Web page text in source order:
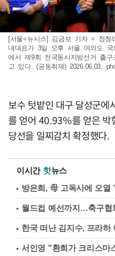
[서울=뉴시스] 김금보 기자 = 정청
내대표가 3일 오후 서울 여의도
에서 제9회 전국동시지방선거 출
고 있다. (공동취재) 2026.06.03.
보수 텃밭인 대구 달성군
를 얻어 40.93%를 얻은 박
당선을 일찌감치 확정했다.
이시간 핫뉴스
방은희, 母 고독사에 오
월드컵 예선까지…축구협
한국 떠난 김지수, 프라
서인영 "환희가 크리스마